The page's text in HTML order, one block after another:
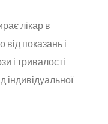
лікар в
показань і
і тривалості
індивідуальної